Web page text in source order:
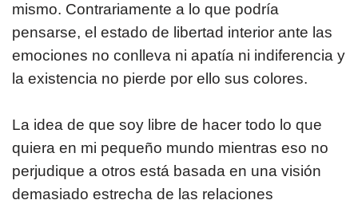
mismo. Contrariamente a lo que podría
pensarse, el estado de libertad interior ante las
emociones no conlleva ni apatía ni indiferencia y
la existencia no pierde por ello sus colores.
La idea de que soy libre de hacer todo lo que
quiera en mi pequeño mundo mientras eso no
perjudique a otros está basada en una visión
demasiado estrecha de las relaciones